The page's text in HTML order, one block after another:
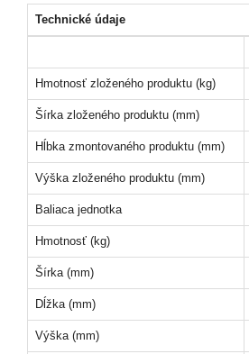
Technické údaje
Hmotnosť zloženého produktu (kg)
Šírka zloženého produktu (mm)
Hĺbka zmontovaného produktu (mm)
Výška zloženého produktu (mm)
Baliaca jednotka
Hmotnosť (kg)
Šírka (mm)
Dĺžka (mm)
Výška (mm)